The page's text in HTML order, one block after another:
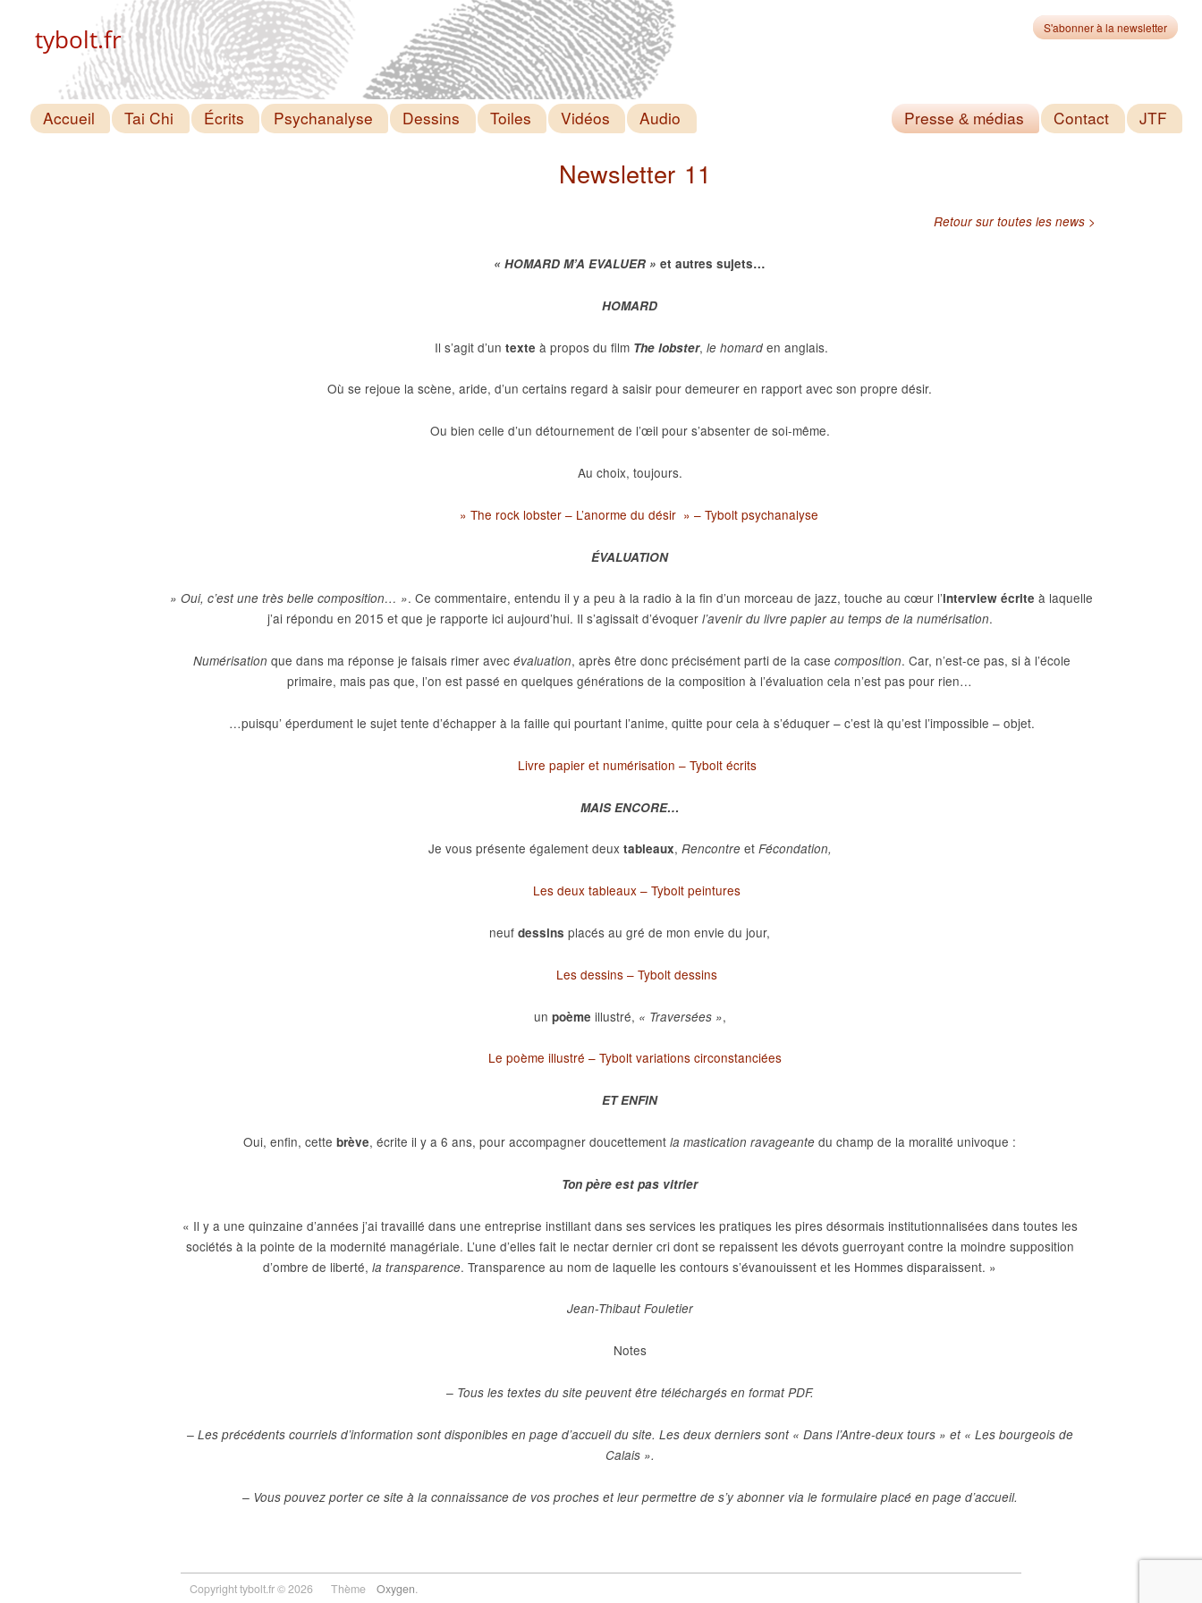
tybolt.fr S'abonner à la newsletter
Accueil Tai Chi Écrits Psychanalyse Dessins Toiles Vidéos Audio JTF
Contact
Presse&médias
Newsletter 11
Retour sur toutes les news >
« HOMARD M’A EVALUER » et autres sujets…
HOMARD
Il s’agit d’untexte à propos du film The lobster,le homard en anglais.
Où se rejoue la scène, aride, d’un certains regard à saisir pour demeurer en rapport avec son propre désir.
Ou bien celle d’un détournement de l’œil pour s’absenter de soi-même.
Au choix, toujours.
» The rock lobster – L’anorme du désir » – Tybolt psychanalyse
ÉVALUATION
» Oui, c’est une très belle composition… ». Ce commentaire, entendu il y a peu à la radio à la fin d’un morceau de jazz, touche au cœur l’interview écrite à laquelle
j’ai répondu en 2015 et que je rapporte ici aujourd’hui. Il s’agissait d’évoquer l’avenir du livre papier au temps de la numérisation.
Numérisation que dans ma réponse je faisais rimer avec évaluation, après être donc précisément parti de la case composition. Car, n’est-ce pas, si à l’école
primaire, mais pas que, l’on est passé en quelques générations de la composition à l’évaluation cela n’est pas pour rien…
…puisqu’ éperdument le sujet tente d’échapper à la faille qui pourtant l’anime, quitte pour cela à s’éduquer – c’est là qu’est l’impossible – objet.
Livre papier et numérisation – Tybolt écrits
MAIS ENCORE…
Je vous présente également deux tableaux, Rencontreet Fécondation,
Les deux tableaux – Tybolt peintures
neufdessins placés au gré de mon envie du jour,
Les dessins – Tybolt dessins
un poème illustré, « Traversées »,
Le poème illustré – Tybolt variations circonstanciées
ET ENFIN
Oui, enfin, cettebrève, écrite il y a 6 ans, pour accompagner doucettementla mastication ravageante du champ de la moralité univoque :
Ton père est pas vitrier
« Il y a une quinzaine d’années j’ai travaillé dans une entreprise instillant dans ses services les pratiques les pires désormais institutionnalisées dans toutes les
sociétés à la pointe de la modernité managériale. L’une d’elles fait le nectar dernier cri dont se repaissent les dévots guerroyant contre la moindre supposition
d’ombre de liberté,la transparence. Transparence au nom de laquelle les contours s’évanouissent et les Hommes disparaissent. »
Jean-Thibaut Fouletier
Notes
– Tous les textes du site peuvent être téléchargés en format PDF.
– Les précédents courriels d’information sont disponibles en page d’accueil du site. Les deux derniers sont « Dans l’Antre-deux tours » et « Les bourgeois de
Calais ».
– Vous pouvez porter ce site à la connaissance de vos proches et leur permettre de s’y abonner via le formulaire placé en page d’accueil.
Copyright tybolt.fr © 2026 Thème Oxygen.